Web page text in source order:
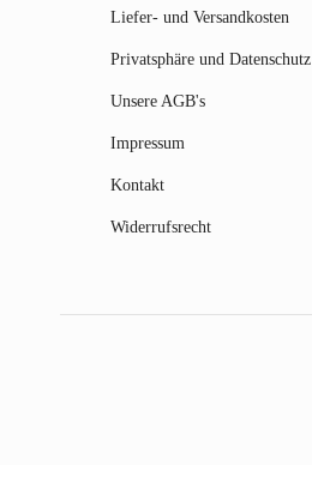
Liefer- und Versandkosten
Privatsphäre und Datenschutz
Unsere AGB's
Impressum
Kontakt
Widerrufsrecht